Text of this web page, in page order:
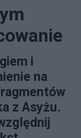
i
na
z Asyżu.